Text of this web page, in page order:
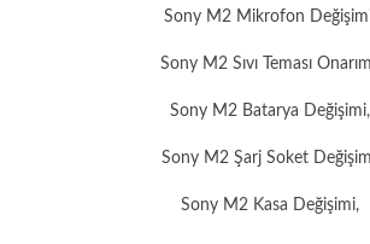
Sony M2 Mikrofon
Sony M2 Sıvı Teması
Sony M2 Batarya Değişimi,
Sony M2 Şarj Soket
Sony M2 Kasa Değişimi,